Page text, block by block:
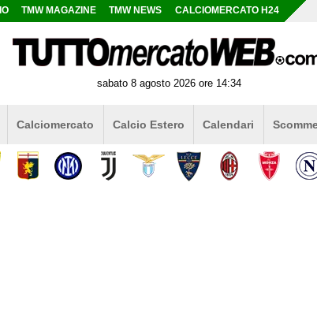
TMW MAGAZINE TMW NEWS CALCIOMERCATO H24
sabato 8 agosto 2026 ore 14:34
Calciomercato Calcio Estero Calendari